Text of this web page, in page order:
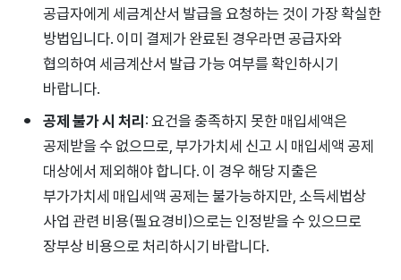
공급자에게 세금계산서 발급을 요청하는 것이 가장 확실한
방법입니다. 이미 결제가 완료된 경우라면 공급자와
협의하여 세금계산서 발급 가능 여부를 확인하시기
바랍니다.
공제 불가 시 처리: 요건을 충족하지 못한 매입세액은
공제받을 수 없으므로, 부가가치세 신고 시 매입세액 공제
대상에서 제외해야 합니다. 이 경우 해당 지출은
부가가치세 매입세액 공제는 불가능하지만, 소득세법상
사업 관련 비용(필요경비)으로는 인정받을 수 있으므로
장부상 비용으로 처리하시기 바랍니다.